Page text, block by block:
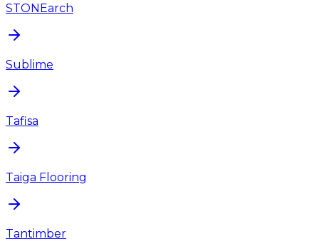
STONEarch
Sublime
Tafisa
Taiga Flooring
Tantimber